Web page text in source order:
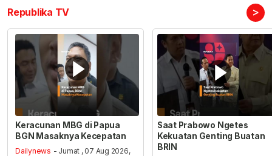
Republika TV >
Keracunan MBG di Papua
BGN Masaknya Kecepatan
Dailynews - Jumat , 07 Aug 2026,
Saat Prabowo Ngetes
Kekuatan Genting Buatan
BRIN